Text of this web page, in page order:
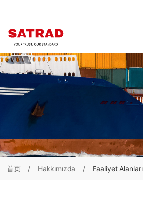
首页 Hakkımızda Faaliyet Alanları